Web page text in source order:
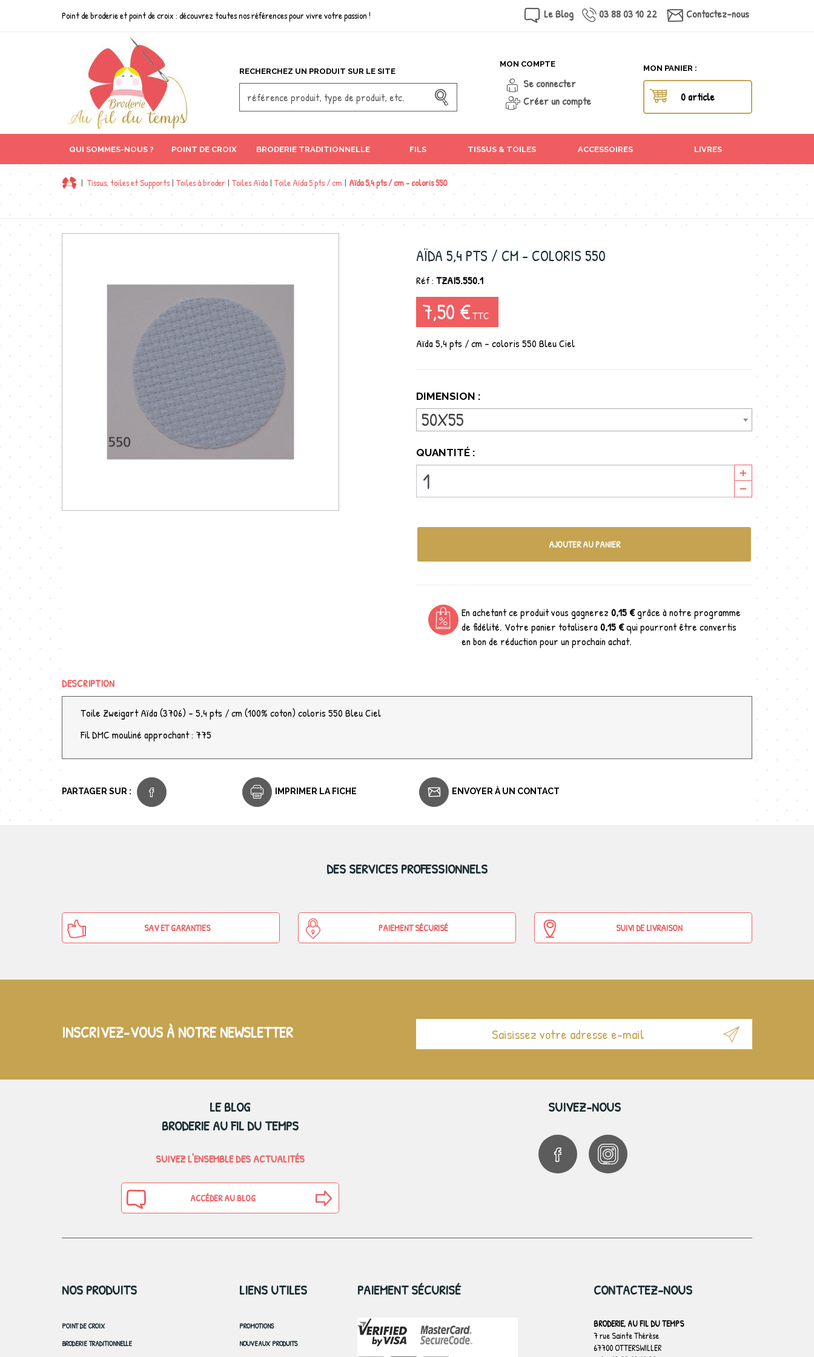
Point de broderie et point de croix : découvrez toutes nos références pour vivre votre passion ! Le Blog 03 88 03 10 22 Contactez-nous
RECHERCHEZ UN PRODUIT SUR LE SITE
MON COMPTE
Se connecter
Créer un compte
MON PANIER :
0 article
QUI SOMMES-NOUS ? POINT DE CROIX BRODERIE TRADITIONNELLE FILS TISSUS & TOILES ACCESSOIRES LIVRES
| Tissus, toiles et Supports| Toiles à broder| Toiles Aïda| Toile Aïda 5 pts / cm | Aïda 5,4 pts / cm - coloris 550
AÏDA 5,4 PTS / CM - COLORIS 550
Réf : TZAI5.550.1
7,50 €TTC
Aïda 5,4 pts / cm - coloris 550 Bleu Ciel
DIMENSION :
50X55
QUANTITÉ :
AJOUTER AU PANIER
En achetant ce produit vous gagnerez 0,15 €grâce à notre programme
de fidélité. Votre panier totalisera 0,15 €qui pourront être convertis
en bon de réduction pour un prochain achat.
DESCRIPTION
Toile Zweigart Aïda (3706) - 5,4 pts / cm (100% coton) coloris 550 Bleu Ciel
Fil DMC mouliné approchant : 775
PARTAGER SUR : IMPRIMER LA FICHE ENVOYER À UN CONTACT
DES SERVICES PROFESSIONNELS
SAV ET GARANTIES PAIEMENT SÉCURISÉ SUIVI DE LIVRAISON
INSCRIVEZ-VOUS À NOTRE NEWSLETTER
LE BLOG
BRODERIE AU FIL DU TEMPS
SUIVEZ L'ENSEMBLE DES ACTUALITÉS
ACCÉDER AU BLOG
SUIVEZ-NOUS
NOS PRODUITS
POINT DE CROIX
BRODERIE TRADITIONNELLE
LIENS UTILES
PROMOTIONS
NOUVEAUX PRODUITS
PAIEMENT SÉCURISÉ CONTACTEZ-NOUS
BRODERIE, AU FIL DU TEMPS
7 rue Sainte Thérèse
67700 OTTERSWILLER